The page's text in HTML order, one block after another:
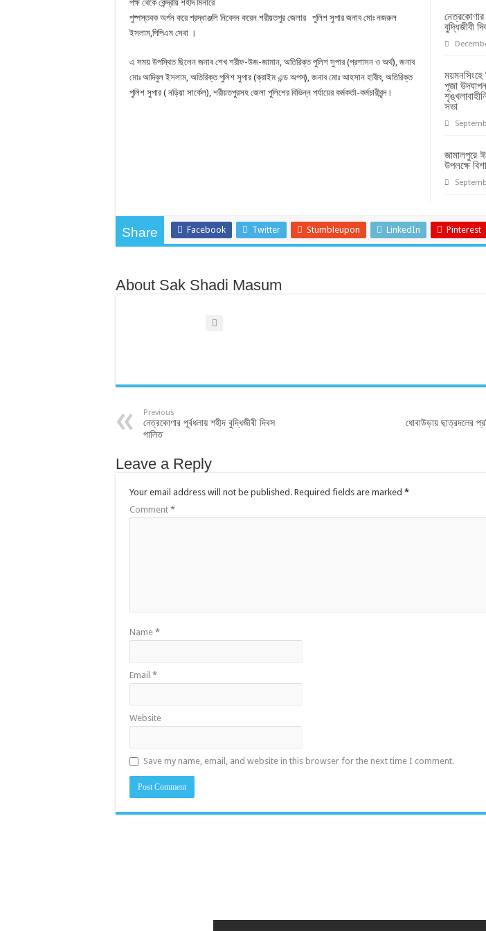
গৌরীপুরে নকল জুস কারখানায় অভিযানে মালিককে জেল জরিমানাসহ সীলগালা
মময়মনসিংহে থানা পুলিশের অভিযানে ছিনতাইকৃত মোটরসাইকেলসহ গ্রেফতার -৪
মতিঝিল থানা পুলিশের অভিযানে ছিনতাই, ডাকাতি মামলার আসামী গ্রেফতার
নেত্রকোণার
বুদ্ধিজীবী
ময়মনসিংহে
পূজা
সভা
জামালপুরে
উপলক্ষে
পক্ষ থেকে কেন্দ্রীয় শহীদ মিনারে
পুষ্পস্তবক অর্পন করে শ্রদ্ধাঞ্জলি নিবেদন করেন শরীয়তপুর জেলার পুলিশ সুপার জনাব মোঃ নজরুল
ইসলাম,পিপিএম সেবা ।
এ সময় উপস্থিত ছিলেন জনাব শেখ শরীফ-উজ-জামান, অতিরিক্ত পুলিশ সুপার (প্রশাসন ও অর্থ), জনাব
মোঃ আদিবুল ইসলাম, অতিরিক্ত পুলিশ সুপার (ক্রাইম এন্ড অপস্), জনাব মোঃ আহসান হাবীব, অতিরিক্ত
পুলিশ সুপার ( নড়িয়া সার্কেল), শরীয়তপুরসহ জেলা পুলিশের বিভিন্ন পর্যায়ের কর্মকর্তা-কর্মচারীবৃন্দ।
Share Facebook Twitter Stumbleupon LinkedIn Pinterest
About Sak Shadi Masum
Previous
নেত্রকোণার পূর্বধলায় শহীদ বুদ্ধিজীবী দিবস
পালিত
ধোবাউড়ায় ছাত্রদলের
Leave a Reply
Your email address will not be published. Required fields are marked *
Comment *
Name *
Email *
Website
Save my name, email, and website in this browser for the next time I comment.